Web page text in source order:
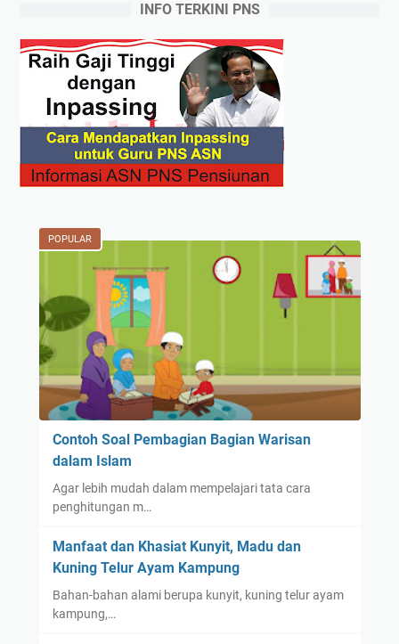
INFO TERKINI PNS
POPULAR
Contoh Soal Pembagian Bagian Warisan
dalam Islam
Agar lebih mudah dalam mempelajari tata cara
penghitungan m…
Manfaat dan Khasiat Kunyit, Madu dan
Kuning Telur Ayam Kampung
Bahan-bahan alami berupa kunyit, kuning telur ayam
kampung,…